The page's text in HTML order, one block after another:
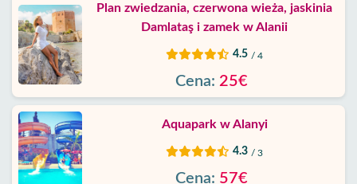
Plan zwiedzania, czerwona wieża, jaskinia
Damlataş i zamek w Alanii
4.5 / 4
Cena: 25€
Aquapark w Alanyi
4.3 / 3
Cena: 57€